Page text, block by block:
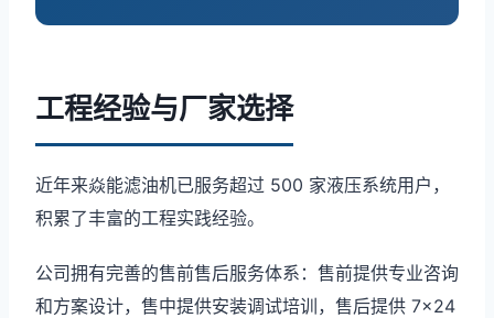
工程经验与厂家选择
近年来焱能滤油机已服务超过 500 家液压系统用户，
积累了丰富的工程实践经验。
公司拥有完善的售前售后服务体系：售前提供专业咨询
和方案设计，售中提供安装调试培训，售后提供 7×24